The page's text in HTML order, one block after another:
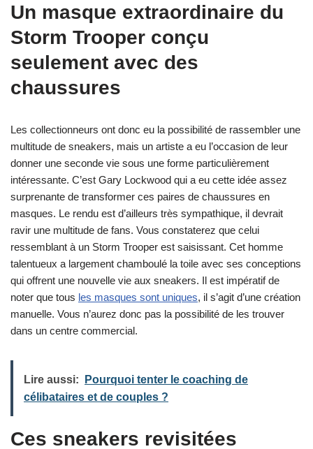
Un masque extraordinaire du
Storm Trooper conçu
seulement avec des
chaussures
Les collectionneurs ont donc eu la possibilité de rassembler une
multitude de sneakers, mais un artiste a eu l’occasion de leur
donner une seconde vie sous une forme particulièrement
intéressante. C’est Gary Lockwood qui a eu cette idée assez
surprenante de transformer ces paires de chaussures en
masques. Le rendu est d’ailleurs très sympathique, il devrait
ravir une multitude de fans. Vous constaterez que celui
ressemblant à un Storm Trooper est saisissant. Cet homme
talentueux a largement chamboulé la toile avec ses conceptions
qui offrent une nouvelle vie aux sneakers. Il est impératif de
noter que tous les masques sont uniques, il s’agit d’une création
manuelle. Vous n’aurez donc pas la possibilité de les trouver
dans un centre commercial.
Lire aussi:
Pourquoi tenter le coaching de
célibataires et de couples ?
Ces sneakers revisitées